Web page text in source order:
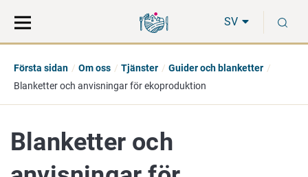
direkt
till
på
hela
SV
Första sidan Om oss Tjänster
Guider och blanketter
Blanketter och anvisningar för ekoproduktion
Blanketter och